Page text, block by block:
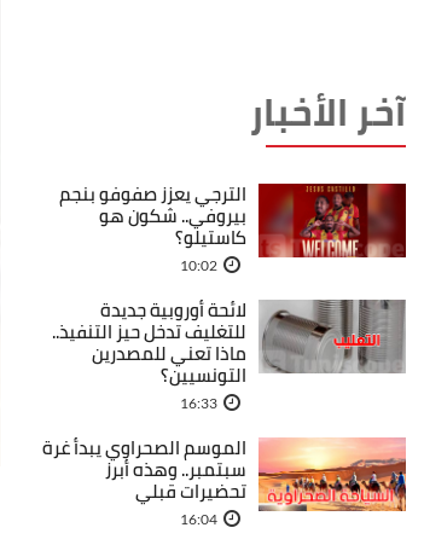
آخر الأخبار
الترجي يعزز صفوفو بنجم
بيروفي.. شكون هو
كاستيلو؟
10:02
لائحة أوروبية جديدة
للتغليف تدخل حيز التنفيذ..
ماذا تعني للمصدرين
التونسيين؟
16:33
الموسم الصحراوي يبدأ غرة
سبتمبر.. وهذه أبرز
تحضيرات قبلي
16:04